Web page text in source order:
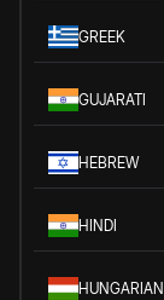
GREEK
GUJARATI
HEBREW
HINDI
HUNGARIAN